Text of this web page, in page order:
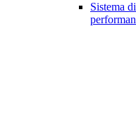
Sistema